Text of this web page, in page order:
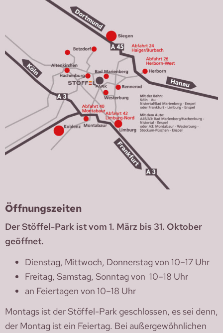
Öffnungszeiten
Der Stöffel-Park ist vom 1. März bis 31. Oktober
geöffnet.
Dienstag, Mittwoch, Donnerstag von 10–17 Uhr
Freitag, Samstag, Sonntag von 10–18 Uhr
an Feiertagen von 10–18 Uhr
Montags ist der Stöffel-Park geschlossen, es sei denn,
der Montag ist ein Feiertag. Bei außergewöhnlichen